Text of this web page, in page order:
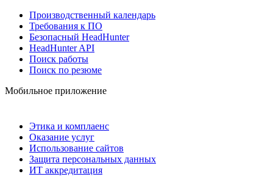
Производственный календарь
Требования к ПО
Безопасный HeadHunter
HeadHunter API
Поиск работы
Поиск по резюме
Мобильное приложение
Этика и комплаенс
Оказание услуг
Использование сайтов
Защита персональных данных
ИТ аккредитация